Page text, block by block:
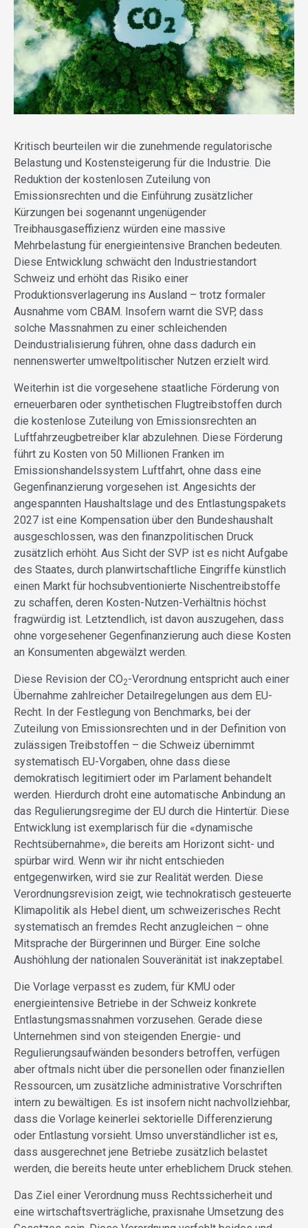
Kritisch beurteilen wir die zunehmende regulatorische
Belastung und Kostensteigerung für die Industrie. Die
Reduktion der kostenlosen Zuteilung von
Emissionsrechten und die Einführung zusätzlicher
Kürzungen bei sogenannt ungenügender
Treibhausgaseffizienz würden eine massive
Mehrbelastung für energieintensive Branchen bedeuten.
Diese Entwicklung schwächt den Industriestandort
Schweiz und erhöht das Risiko einer
Produktionsverlagerung ins Ausland – trotz formaler
Ausnahme vom CBAM. Insofern warnt die SVP, dass
solche Massnahmen zu einer schleichenden
Deindustrialisierung führen, ohne dass dadurch ein
nennenswerter umweltpolitischer Nutzen erzielt wird.
Weiterhin ist die vorgesehene staatliche Förderung von
erneuerbaren oder synthetischen Flugtreibstoffen durch
die kostenlose Zuteilung von Emissionsrechten an
Luftfahrzeugbetreiber klar abzulehnen. Diese Förderung
führt zu Kosten von 50 Millionen Franken im
Emissionshandelssystem Luftfahrt, ohne dass eine
Gegenfinanzierung vorgesehen ist. Angesichts der
angespannten Haushaltslage und des Entlastungspakets
2027 ist eine Kompensation über den Bundeshaushalt
ausgeschlossen, was den finanzpolitischen Druck
zusätzlich erhöht. Aus Sicht der SVP ist es nicht Aufgabe
des Staates, durch planwirtschaftliche Eingriffe künstlich
einen Markt für hochsubventionierte Nischentreibstoffe
zu schaffen, deren Kosten-Nutzen-Verhältnis höchst
fragwürdig ist. Letztendlich, ist davon auszugehen, dass
ohne vorgesehener Gegenfinanzierung auch diese Kosten
an Konsumenten abgewälzt werden.
Diese Revision der CO2-Verordnung entspricht auch einer
Übernahme zahlreicher Detailregelungen aus dem EU-
Recht. In der Festlegung von Benchmarks, bei der
Zuteilung von Emissionsrechten und in der Definition von
zulässigen Treibstoffen – die Schweiz übernimmt
systematisch EU-Vorgaben, ohne dass diese
demokratisch legitimiert oder im Parlament behandelt
werden. Hierdurch droht eine automatische Anbindung an
das Regulierungsregime der EU durch die Hintertür. Diese
Entwicklung ist exemplarisch für die «dynamische
Rechtsübernahme», die bereits am Horizont sicht- und
spürbar wird. Wenn wir ihr nicht entschieden
entgegenwirken, wird sie zur Realität werden. Diese
Verordnungsrevision zeigt, wie technokratisch gesteuerte
Klimapolitik als Hebel dient, um schweizerisches Recht
systematisch an fremdes Recht anzugleichen – ohne
Mitsprache der Bürgerinnen und Bürger. Eine solche
Aushöhlung der nationalen Souveränität ist inakzeptabel.
Die Vorlage verpasst es zudem, für KMU oder
energieintensive Betriebe in der Schweiz konkrete
Entlastungsmassnahmen vorzusehen. Gerade diese
Unternehmen sind von steigenden Energie- und
Regulierungsaufwänden besonders betroffen, verfügen
aber oftmals nicht über die personellen oder finanziellen
Ressourcen, um zusätzliche administrative Vorschriften
intern zu bewältigen. Es ist insofern nicht nachvollziehbar,
dass die Vorlage keinerlei sektorielle Differenzierung
oder Entlastung vorsieht. Umso unverständlicher ist es,
dass ausgerechnet jene Betriebe zusätzlich belastet
werden, die bereits heute unter erheblichem Druck stehen.
Das Ziel einer Verordnung muss Rechtssicherheit und
eine wirtschaftsverträgliche, praxisnahe Umsetzung des